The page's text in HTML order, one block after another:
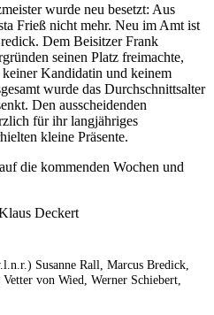
wurde neu besetzt: Aus
Frieß nicht mehr. Neu im Amt ist
Dem Beisitzer Frank
seinen Platz freimachte,
Kandidatin und keinem
wurde das Durchschnittsalter
Den ausscheidenden
für ihr langjähriges
kleine Präsente.
die kommenden Wochen und
Deckert
Susanne Rall, Marcus Bredick,
von Wied, Werner Schiebert,